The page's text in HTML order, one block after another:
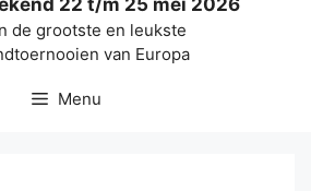
22 t/m 25 mei 2026
de grootste en leukste
van Europa
Menu